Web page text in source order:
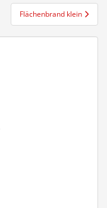
Flächenbrand klein